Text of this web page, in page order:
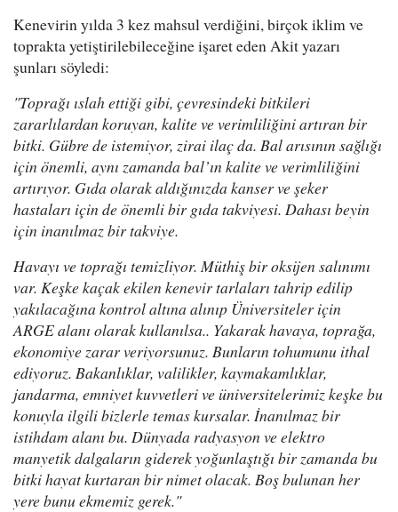
Kenevirin yılda 3 kez mahsul verdiğini, birçok iklim ve
toprakta yetiştirilebileceğine işaret eden Akit yazarı
şunları söyledi:
"Toprağı ıslah ettiği gibi, çevresindeki bitkileri
zararlılardan koruyan, kalite ve verimliliğini artıran bir
bitki. Gübre de istemiyor, zirai ilaç da. Bal arısının sağlığı
için önemli, aynı zamanda bal’ın kalite ve verimliliğini
artırıyor. Gıda olarak aldığınızda kanser ve şeker
hastaları için de önemli bir gıda takviyesi. Dahası beyin
için inanılmaz bir takviye.
Havayı ve toprağı temizliyor. Müthiş bir oksijen salınımı
var. Keşke kaçak ekilen kenevir tarlaları tahrip edilip
yakılacağına kontrol altına alınıp Üniversiteler için
ARGE alanı olarak kullanılsa.. Yakarak havaya, toprağa,
ekonomiye zarar veriyorsunuz. Bunların tohumunu ithal
ediyoruz. Bakanlıklar, valilikler, kaymakamlıklar,
jandarma, emniyet kuvvetleri ve üniversitelerimiz keşke bu
konuyla ilgili bizlerle temas kursalar. İnanılmaz bir
istihdam alanı bu. Dünyada radyasyon ve elektro
manyetik dalgaların giderek yoğunlaştığı bir zamanda bu
bitki hayat kurtaran bir nimet olacak. Boş bulunan her
yere bunu ekmemiz gerek."